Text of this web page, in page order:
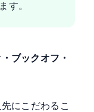
す。
ブックオフ・
にこだわるこ